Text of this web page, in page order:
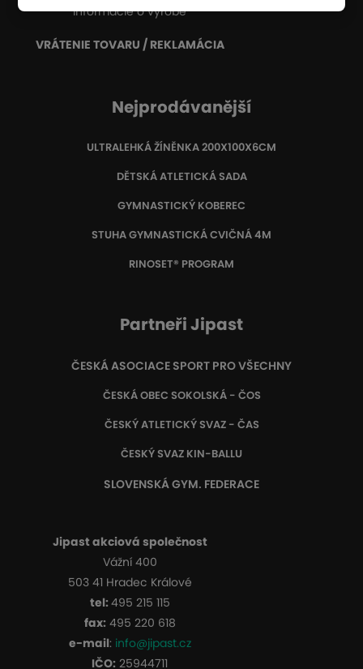
Informácie o výrobe
VRÁTENIE TOVARU / REKLAMÁCIA
Nejprodávanější
ULTRALEHKÁ ŽÍNĚNKA 200X100X6CM
DĚTSKÁ ATLETICKÁ SADA
GYMNASTICKÝ KOBEREC
STUHA GYMNASTICKÁ CVIČNÁ 4M
RINOSET® PROGRAM
Partneři Jipast
ČESKÁ ASOCIACE SPORT PRO VŠECHNY
ČESKÁ OBEC SOKOLSKÁ - ČOS
ČESKÝ ATLETICKÝ SVAZ - ČAS
ČESKÝ SVAZ KIN-BALLU
SLOVENSKÁ GYM. FEDERACE
Jipast akciová společnost
Vážní 400
503 41 Hradec Králové
tel:495 215 115
fax:495 220 618
e-mail: info@jipast.cz
IČO: 25944711